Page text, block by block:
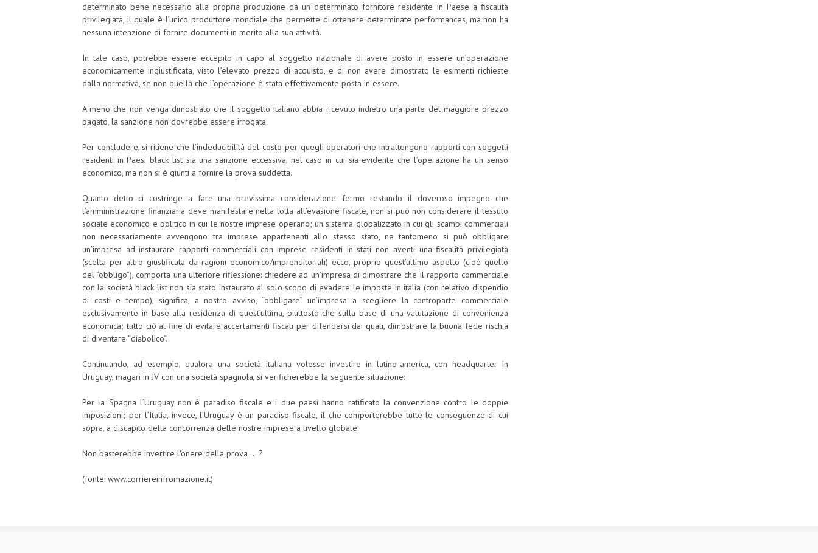
determinato bene necessario alla propria produzione da un determinato fornitore residente in Paese a fiscalità
privilegiata, il quale è l’unico produttore mondiale che permette di ottenere determinate performances, ma non ha
nessuna intenzione di fornire documenti in merito alla sua attività.
In tale caso, potrebbe essere eccepito in capo al soggetto nazionale di avere posto in essere un’operazione
economicamente ingiustificata, visto l’elevato prezzo di acquisto, e di non avere dimostrato le esimenti richieste
dalla normativa, se non quella che l’operazione è stata effettivamente posta in essere.
A meno che non venga dimostrato che il soggetto italiano abbia ricevuto indietro una parte del maggiore prezzo
pagato, la sanzione non dovrebbe essere irrogata.
Per concludere, si ritiene che l’indeducibilità del costo per quegli operatori che intrattengono rapporti con soggetti
residenti in Paesi black list sia una sanzione eccessiva, nel caso in cui sia evidente che l’operazione ha un senso
economico, ma non si è giunti a fornire la prova suddetta.
Quanto detto ci costringe a fare una brevissima considerazione. fermo restando il doveroso impegno che
l’amministrazione finanziaria deve manifestare nella lotta all’evasione fiscale, non si può non considerare il tessuto
sociale economico e politico in cui le nostre imprese operano; un sistema globalizzato in cui gli scambi commerciali
non necessariamente avvengono tra imprese appartenenti allo stesso stato, ne tantomeno si può obbligare
un’impresa ad instaurare rapporti commerciali con imprese residenti in stati non aventi una fiscalità privilegiata
(scelta per altro giustificata da ragioni economico/imprenditoriali) ecco, proprio quest’ultimo aspetto (cioè quello
del “obbligo”), comporta una ulteriore riflessione: chiedere ad un’impresa di dimostrare che il rapporto commerciale
con la società black list non sia stato instaurato al solo scopo di evadere le imposte in italia (con relativo dispendio
di costi e tempo), significa, a nostro avviso, “obbligare” un’impresa a scegliere la controparte commerciale
esclusivamente in base alla residenza di quest’ultima, piuttosto che sulla base di una valutazione di convenienza
economica; tutto ciò al fine di evitare accertamenti fiscali per difendersi dai quali, dimostrare la buona fede rischia
di diventare “diabolico”.
Continuando, ad esempio, qualora una società italiana volesse investire in latino-america, con headquarter in
Uruguay, magari in JV con una società spagnola, si verificherebbe la seguente situazione:
Per la Spagna l’Uruguay non è paradiso fiscale e i due paesi hanno ratificato la convenzione contro le doppie
imposizioni; per l’Italia, invece, l’Uruguay è un paradiso fiscale, il che comporterebbe tutte le conseguenze di cui
sopra, a discapito della concorrenza delle nostre imprese a livello globale.
Non basterebbe invertire l’onere della prova … ?
(fonte: www.corriereinfromazione.it)